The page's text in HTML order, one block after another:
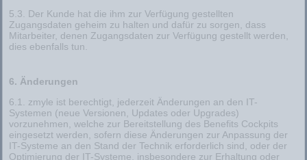
5.3. Der Kunde hat die ihm zur Verfügung gestellten
Zugangsdaten geheim zu halten und dafür zu sorgen, dass
Mitarbeiter, denen Zugangsdaten zur Verfügung gestellt werden,
dies ebenfalls tun.
6. Änderungen
6.1. zmyle ist berechtigt, jederzeit Änderungen an den IT-
Systemen (neue Versionen, Updates oder Upgrades)
vorzunehmen, welche zur Bereitstellung des Benefits Cockpits
eingesetzt werden, sofern diese Änderungen zur Anpassung der
IT-Systeme an den Stand der Technik erforderlich sind, oder der
Optimierung der IT-Systeme, insbesondere zur Erhaltung oder